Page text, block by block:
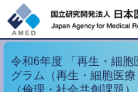
令和6年度 「再生・細胞
グラム（再生・細胞医